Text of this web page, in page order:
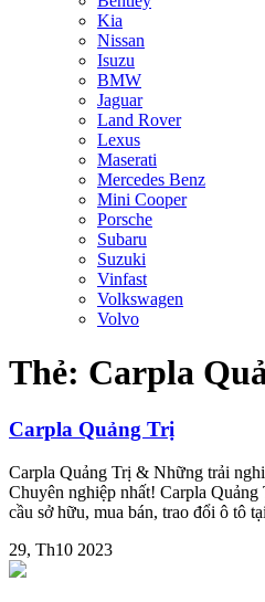
Kia
Nissan
Isuzu
BMW
Jaguar
Land Rover
Lexus
Maserati
Mercedes Benz
Mini Cooper
Porsche
Subaru
Suzuki
Vinfast
Volkswagen
Volvo
Thẻ: Carpla
Carpla Quảng Trị
Carpla Quảng Trị & Những trải
Chuyên nghiệp nhất! Carpla
cầu sở hữu, mua bán, trao đổi ô tô
29, Th10 2023